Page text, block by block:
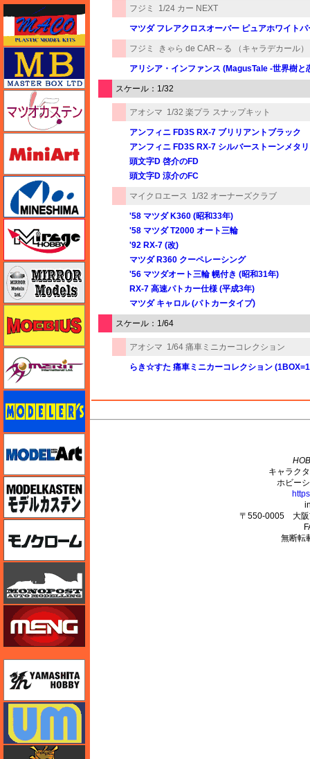
フジミ 1/24 カー NEXT
マツダ フレアクロスオーバー ピュアホワイトパ
フジミ きゃら de CAR～る （キャラデカール）
アリシア・インファンス (MagusTale -世界樹
スケール：1/32
アオシマ 1/32 楽プラ スナップキット
アンフィニ FD3S RX-7 ブリリアントブラック
アンフィニ FD3S RX-7 シルバーストーンメタ
頭文字D 啓介のFD
頭文字D 涼介のFC
マイクロエース 1/32 オーナーズクラブ
'58 マツダ K360 (昭和33年)
'58 マツダ T2000 オート三輪
'92 RX-7 (改)
マツダ R360 クーペレーシング
'56 マツダオート三輪 幌付き (昭和31年)
RX-7 高速パトカー仕様 (平成3年)
マツダ キャロル (パトカータイプ)
スケール：1/64
アオシマ 1/64 痛車ミニカーコレクション
らき☆すた 痛車ミニカーコレクション
マスターボックス
マツオカステン
メリットインターナショナル
キャラク
ホビー
〒550-0005 大阪
無断転